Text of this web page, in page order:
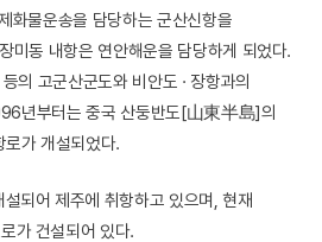
화물운송을 담당하는 군산신항을
미동 내항은 연안해운을 담당하게 되었다.
의 고군산군도와 비안도 · 장항과의
년부터는 중국 산둥반도[山東半島]의
가 개설되었다.
되어 제주에 취항하고 있으며, 현재
가 건설되어 있다.